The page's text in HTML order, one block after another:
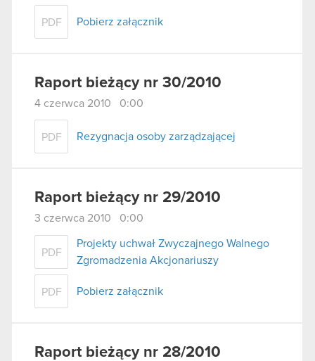
PDF Pobierz załącznik
Raport bieżący nr 30/2010
4 czerwca 2010 0:00
PDF Rezygnacja osoby zarządzającej
Raport bieżący nr 29/2010
3 czerwca 2010 0:00
PDF
Projekty uchwał Zwyczajnego Walnego
Zgromadzenia Akcjonariuszy
PDF Pobierz załącznik
Raport bieżący nr 28/2010